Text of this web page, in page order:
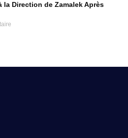
la Direction de Zamalek Après